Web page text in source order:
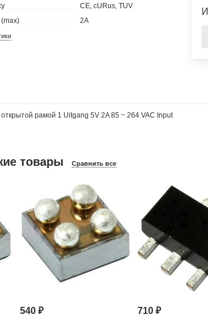
CE, cURus, TUV
2A
рамой 1 Uitgang 5V 2A 85 ~ 264 VAC Input
товары Сравнить все
540₽ 710₽